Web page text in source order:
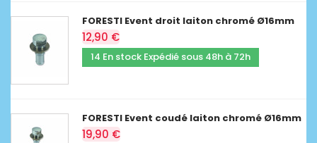
FORESTI Event droit laiton chromé Ø16mm
12,90 €
14 En stock Expédié sous 48h à 72h
FORESTI Event coudé laiton chromé Ø16mm
19,90 €